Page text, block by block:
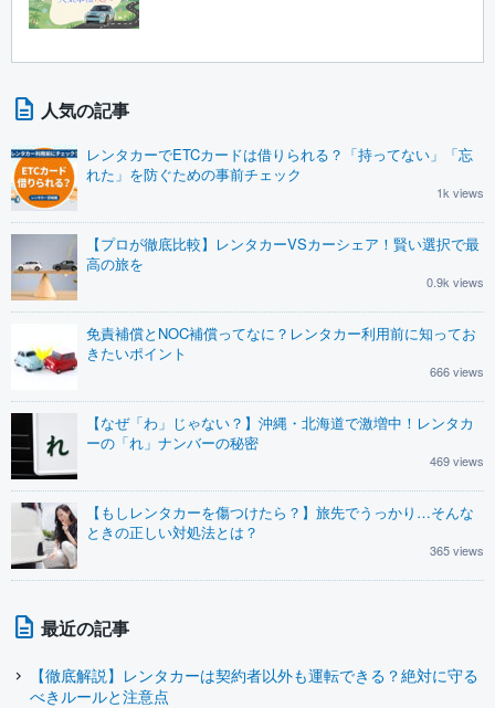
人気の記事
レンタカーでETCカードは借りられる？「持ってない」「忘
れた」を防ぐための事前チェック
1k views
【プロが徹底比較】レンタカーVSカーシェア！賢い選択で最
高の旅を
0.9k views
免責補償とNOC補償ってなに？レンタカー利用前に知ってお
きたいポイント
666 views
【なぜ「わ」じゃない？】沖縄・北海道で激増中！レンタカ
ーの「れ」ナンバーの秘密
469 views
【もしレンタカーを傷つけたら？】旅先でうっかり…そんな
ときの正しい対処法とは？
365 views
最近の記事
【徹底解説】レンタカーは契約者以外も運転できる？絶対に守る
べきルールと注意点